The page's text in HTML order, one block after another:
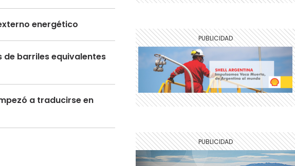
energético
de barriles equivalentes
a traducirse en